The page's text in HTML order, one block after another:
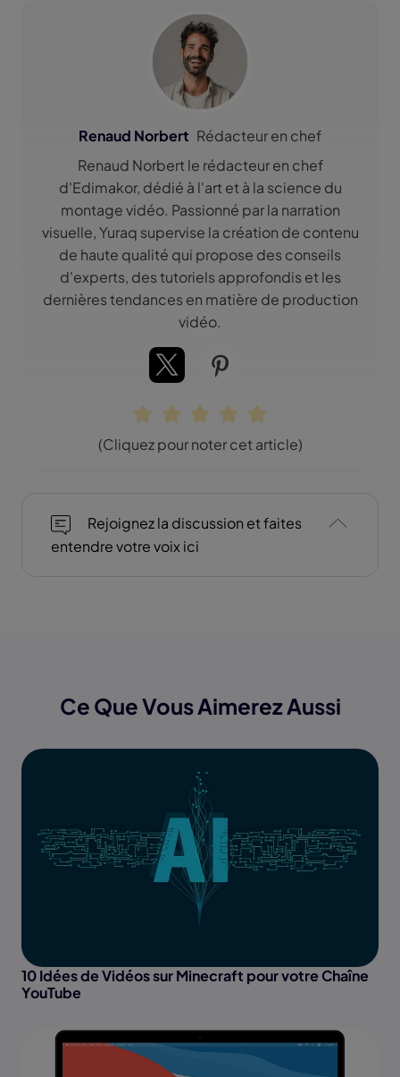
Renaud Norbert Rédacteur en chef
Renaud Norbert le rédacteur en chef
d'Edimakor, dédié à l'art et à la science du
montage vidéo. Passionné par la narration
visuelle, Yuraq supervise la création de contenu
de haute qualité qui propose des conseils
d'experts, des tutoriels approfondis et les
dernières tendances en matière de production
vidéo.
(Cliquez pour noter cet article)
Rejoignez la discussion et faites
entendre votre voix ici
Ce Que Vous Aimerez Aussi
10 Idées de Vidéos sur Minecraft pour votre Chaîne
YouTube